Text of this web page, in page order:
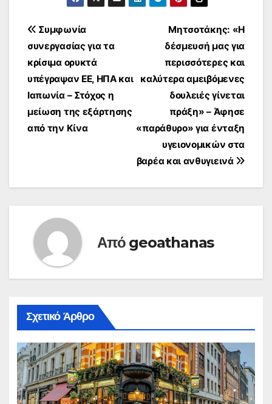
Πλοήγηση
άρθρων
Μητσοτάκης: «Η
δέσμευσή μας για
περισσότερες και
καλύτερα αμειβόμενες
δουλειές γίνεται
πράξη» – Άφησε
«παράθυρο» για ένταξη
υγειονομικών στα
βαρέα και ανθυγιεινά
Συμφωνία
συνεργασίας για τα
κρίσιμα ορυκτά
υπέγραψαν ΕΕ, ΗΠΑ και
Ιαπωνία – Στόχος η
μείωση της εξάρτησης
από την Κίνα
Από geoathanas
Σχετικό Άρθρο